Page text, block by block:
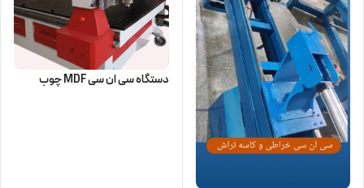
دستگاه سی ان سی MDF چوب